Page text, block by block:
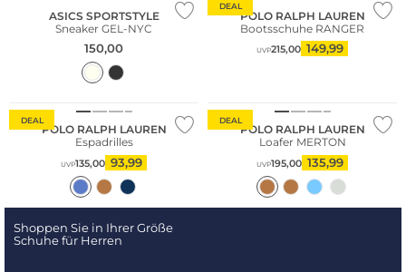
ASICS SPORTSTYLE
Sneaker GEL-NYC
150,00
DEAL
POLO RALPH LAUREN
Bootsschuhe RANGER
UVP215,00 149,99
DEAL
POLO RALPH LAUREN
Espadrilles
UVP135,00 93,99
DEAL
POLO RALPH LAUREN
Loafer MERTON
UVP195,00 135,99
Shoppen Sie in Ihrer Größe
Schuhe für Herren